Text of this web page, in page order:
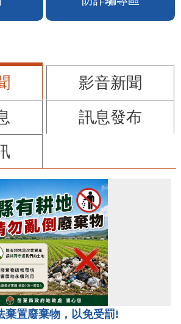
影音新聞
訊息發布
棄置廢棄物，以免受罰!